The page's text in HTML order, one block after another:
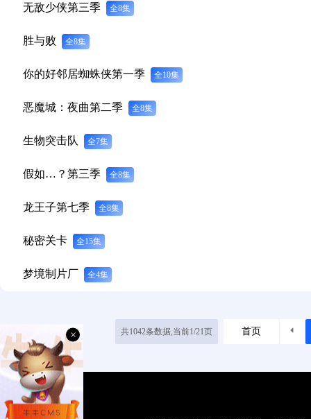
无敌少侠第三季 全8集
胜与败 全8集
你的好邻居蜘蛛侠第一季 全10集
恶魔城：夜曲第二季 全8集
生物突击队 全7集
假如…？第三季 全8集
龙王子第七季 全8集
秘密关卡 全15集
梦境制片厂 全4集
共1042条数据,当前1/21页 首页
×